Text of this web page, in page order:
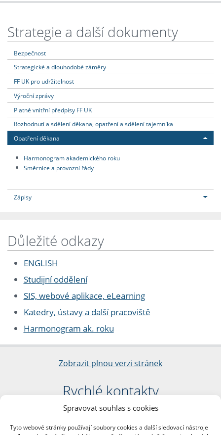
Spravovat souhlas s cookies
Tyto webové stránky používají soubory cookies a další sledovací nástroje
Strategie a další dokumenty
Bezpečnost
Strategické a dlouhodobé záměry
FF UK pro udržitelnost
Výroční zprávy
Platné vnitřní předpisy FF UK
Rozhodnutí a sdělení děkana, opatření a sdělení tajemníka
Opatření děkana
Harmonogram akademického roku
Směrnice a provozní řády
Zápisy
Důležité odkazy
ENGLISH
Studijní oddělení
SIS, webové aplikace, eLearning
Katedry, ústavy a další pracoviště
Harmonogram ak. roku
Zobrazit plnou verzi stránek
Rychlé kontakty
Filozofická fakulta
nám. Jana Palacha 1/2